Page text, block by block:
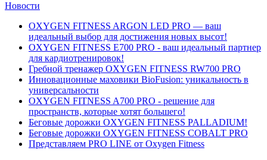
Новости
OXYGEN FITNESS ARGON LED PRO — ваш
идеальный выбор для достижения новых высот!
OXYGEN FITNESS E700 PRO - ваш идеальный партнер
для кардиотренировок!
Гребной тренажер OXYGEN FITNESS RW700 PRO
Инновационные маховики BioFusion: уникальность в
универсальности
OXYGEN FITNESS A700 PRO - решение для
пространств, которые хотят большего!
Беговые дорожки OXYGEN FITNESS PALLADIUM!
Беговые дорожки OXYGEN FITNESS COBALT PRO
Представляем PRO LINE от Oxygen Fitness